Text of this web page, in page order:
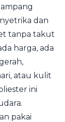
dan
tanpa takut
harga, ada
atau kulit
ini
pakai